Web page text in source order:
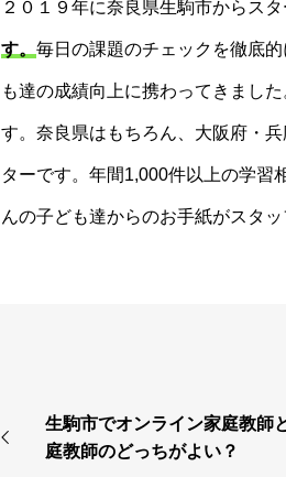
２０１９年に奈良県生駒市からスタ
す。 毎日の課題のチェックを徹底
も達の成績向上に携わってきまし
す。奈良県はもちろん、大阪府・
ターです。年間1,000件以上の学習
んの子ども達からのお手紙がスタ
生駒市でオンライン家庭教師
庭教師のどっちがよい？